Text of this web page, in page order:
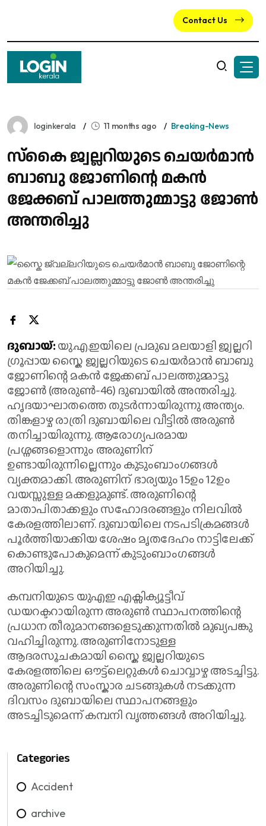
Contact Us
loginkerala 11 months ago Breaking-News
സ്കൈ ജ്വല്ലറിയുടെ ചെയർമാൻ
ബാബു ജോണിന്റെ മകൻ
ജേക്കബ് പാലത്തുമ്മാട്ടു ജോൺ
അന്തരിച്ചു
ദുബായ്:യു.എ.ഇയിലെ പ്രമുഖ മലയാളി ജ്വല്ലറി
ഗ്രൂപ്പായ സ്കൈ ജ്വല്ലറിയുടെ ചെയർമാൻ ബാബു
ജോണിന്റെ മകൻ ജേക്കബ് പാലത്തുമ്മാട്ടു
ജോൺ (അരുൺ-46) ദുബായിൽ അന്തരിച്ചു.
ഹൃദയാഘാതത്തെ തുടർന്നായിരുന്നു അന്ത്യം.
തിങ്കളാഴ്ച രാത്രി ദുബായിലെ വീട്ടിൽ അരുൺ
തനിച്ചായിരുന്നു. ആരോഗ്യപരമായ
പ്രശ്നങ്ങളൊന്നും അരുണിന്
ഉണ്ടായിരുന്നില്ലെന്നും കുടുംബാംഗങ്ങൾ
വ്യക്തമാക്കി. അരുണിന് ഭാര്യയും 15ഉം 12ഉം
വയസ്സുള്ള മക്കളുമുണ്ട്. അരുണിന്റെ
മാതാപിതാക്കളും സഹോദരങ്ങളും നിലവിൽ
കേരളത്തിലാണ്. ദുബായിലെ നടപടിക്രമങ്ങൾ
പൂർത്തിയാക്കിയ ശേഷം മൃതദേഹം നാട്ടിലേക്ക്
കൊണ്ടുപോകുമെന്ന് കുടുംബാംഗങ്ങൾ
അറിയിച്ചു.
കമ്പനിയുടെ യുഎഇ എക്സിക്യൂട്ടീവ്
ഡയറക്ടറായിരുന്ന അരുൺ സ്ഥാപനത്തിന്റെ
പ്രധാന തീരുമാനങ്ങളെടുക്കുന്നതിൽ മുഖ്യപങ്കു
വഹിച്ചിരുന്നു. അരുണിനോടുള്ള
ആദരസൂചകമായി സ്കൈ ജ്വല്ലറിയുടെ
കേരളത്തിലെ ഔട്ട്ലെറ്റുകൾ ചൊവ്വാഴ്ച അടച്ചിട്ടു.
അരുണിന്റെ സംസ്കാര ചടങ്ങുകൾ നടക്കുന്ന
ദിവസം ദുബായിലെ സ്ഥാപനങ്ങളും
അടച്ചിടുമെന്ന് കമ്പനി വൃത്തങ്ങൾ അറിയിച്ചു.
Categories
Accident
archive